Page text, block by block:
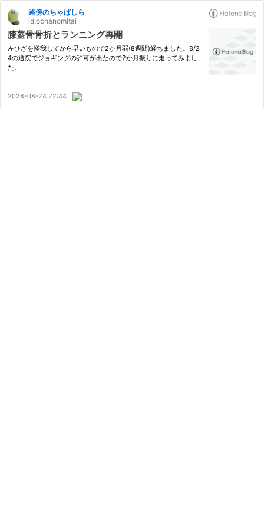
路傍のちゃばしら
id:ochanomitai
膝蓋骨骨折とランニング再開
左ひざを怪我してから早いもので2か月弱(8週間)経ちました。8/2
4の通院でジョギングの許可が出たので2か月振りに走ってみまし
た。
2024-08-24 22:44